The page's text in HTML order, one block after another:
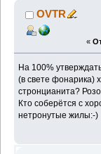
OVTR
«
На 100%
(в свете фонарика)
стронцианита?
Кто соберётся с
нетронутые жилы:-)